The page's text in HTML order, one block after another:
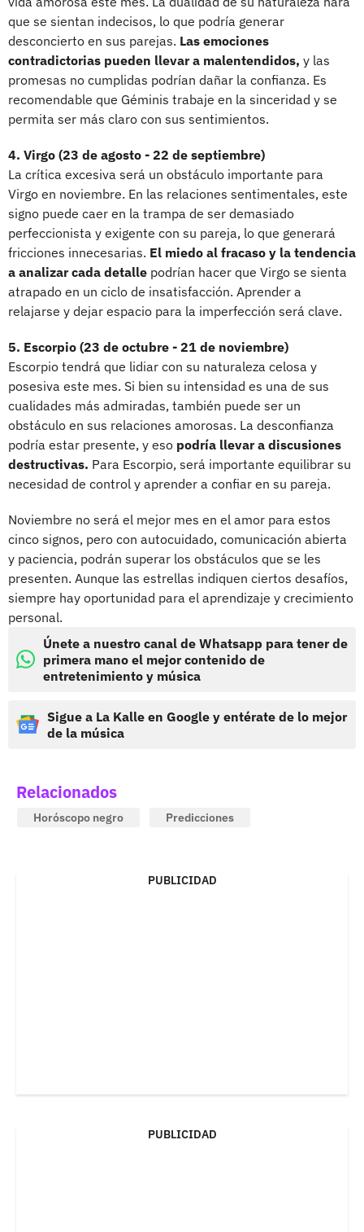
que se sientan indecisos, lo que podría generar
desconcierto en sus parejas. Las emociones
contradictorias pueden llevar a malentendidos, y las
promesas no cumplidas podrían dañar la confianza. Es
recomendable que Géminis trabaje en la sinceridad y se
permita ser más claro con sus sentimientos.
4. Virgo (23 de agosto - 22 de septiembre)
La crítica excesiva será un obstáculo importante para
Virgo en noviembre. En las relaciones sentimentales, este
signo puede caer en la trampa de ser demasiado
perfeccionista y exigente con su pareja, lo que generará
fricciones innecesarias. El miedo al fracaso y la tendencia
a analizar cada detalle podrían hacer que Virgo se sienta
atrapado en un ciclo de insatisfacción. Aprender a
relajarse y dejar espacio para la imperfección será clave.
5. Escorpio (23 de octubre - 21 de noviembre)
Escorpio tendrá que lidiar con su naturaleza celosa y
posesiva este mes. Si bien su intensidad es una de sus
cualidades más admiradas, también puede ser un
obstáculo en sus relaciones amorosas. La desconfianza
podría estar presente, y eso podría llevar a discusiones
destructivas. Para Escorpio, será importante equilibrar su
necesidad de control y aprender a confiar en su pareja.
Noviembre no será el mejor mes en el amor para estos
cinco signos, pero con autocuidado, comunicación abierta
y paciencia, podrán superar los obstáculos que se les
presenten. Aunque las estrellas indiquen ciertos desafíos,
siempre hay oportunidad para el aprendizaje y crecimiento
personal.
Únete a nuestro canal de Whatsapp para tener de
primera mano el mejor contenido de
entretenimiento y música
Sigue a La Kalle en Google y entérate de lo mejor
de la música
Relacionados
Horóscopo negro Predicciones
PUBLICIDAD
PUBLICIDAD